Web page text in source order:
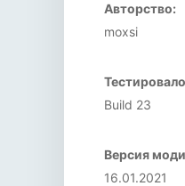
Авторство:
moxsi
Build 23
Версия
16.01.2021